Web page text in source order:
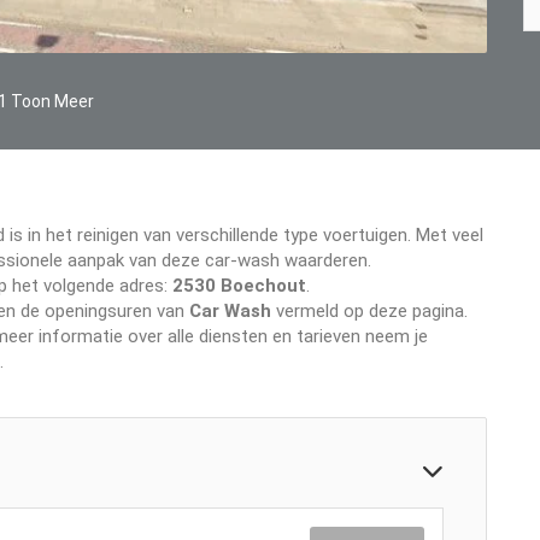
Toon Meer
in het reinigen van verschillende type voertuigen. Met veel
aanpak van deze car-wash waarderen.
het volgende adres: 2530 Boechout.
de openingsuren van Car Wash vermeld op deze pagina.
informatie over alle diensten en tarieven neem je
.